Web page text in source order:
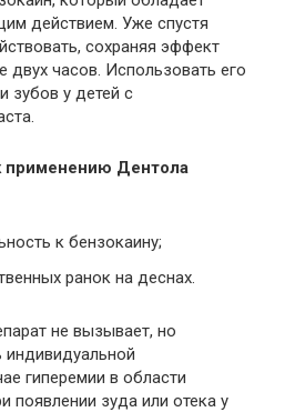
действием. Уже спустя
сохраняя эффект
двух часов. Использовать его
зубов у детей с
применению Дентола
к бензокаину;
ранок на деснах.
не вызывает, но
индивидуальной
гиперемии в области
появлении зуда или отека у